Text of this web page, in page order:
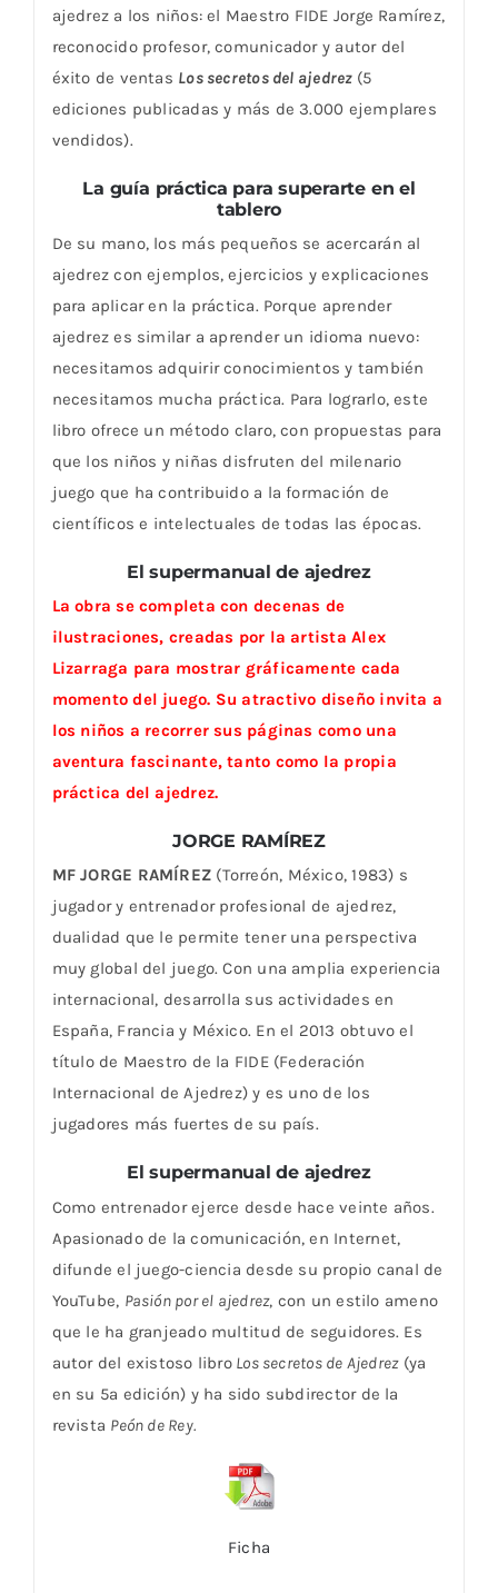
ajedrez a los niños: el Maestro FIDE Jorge Ramírez,
reconocido profesor, comunicador y autor del
éxito de ventas Los secretos del ajedrez (5
ediciones publicadas y más de 3.000 ejemplares
vendidos).
La guía práctica para superarte en el
tablero
De su mano, los más pequeños se acercarán al
ajedrez con ejemplos, ejercicios y explicaciones
para aplicar en la práctica. Porque aprender
ajedrez es similar a aprender un idioma nuevo:
necesitamos adquirir conocimientos y también
necesitamos mucha práctica. Para lograrlo, este
libro ofrece un método claro, con propuestas para
que los niños y niñas disfruten del milenario
juego que ha contribuido a la formación de
científicos e intelectuales de todas las épocas.
El supermanual de ajedrez
La obra se completa con decenas de
ilustraciones, creadas por la artista Alex
Lizarraga para mostrar gráficamente cada
momento del juego. Su atractivo diseño invita a
los niños a recorrer sus páginas como una
aventura fascinante, tanto como la propia
práctica del ajedrez.
JORGE RAMÍREZ
MF JORGE RAMÍREZ (Torreón, México, 1983) s
jugador y entrenador profesional de ajedrez,
dualidad que le permite tener una perspectiva
muy global del juego. Con una amplia experiencia
internacional, desarrolla sus actividades en
España, Francia y México. En el 2013 obtuvo el
título de Maestro de la FIDE (Federación
Internacional de Ajedrez) y es uno de los
jugadores más fuertes de su país.
El supermanual de ajedrez
Como entrenador ejerce desde hace veinte años.
Apasionado de la comunicación, en Internet,
difunde el juego-ciencia desde su propio canal de
YouTube, Pasión por el ajedrez, con un estilo ameno
que le ha granjeado multitud de seguidores. Es
autor del existoso libroLos secretos de Ajedrez(ya
en su 5ª edición) y ha sido subdirector de la
revista Peón de Rey.
Ficha